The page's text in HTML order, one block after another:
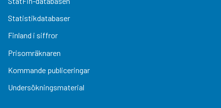
Statistikdatabaser
Finland i siffror
Prisomräknaren
Kommande publiceringar
Undersökningsmaterial